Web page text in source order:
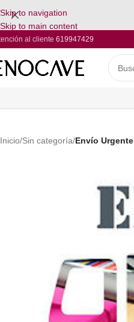
Skip to navigation
Skip to main content
al cliente 619947429
Inicio/Sin categoría/Envío Urgente